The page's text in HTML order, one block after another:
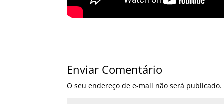
Enviar Comentário
O seu endereço de e-mail não será publicado.